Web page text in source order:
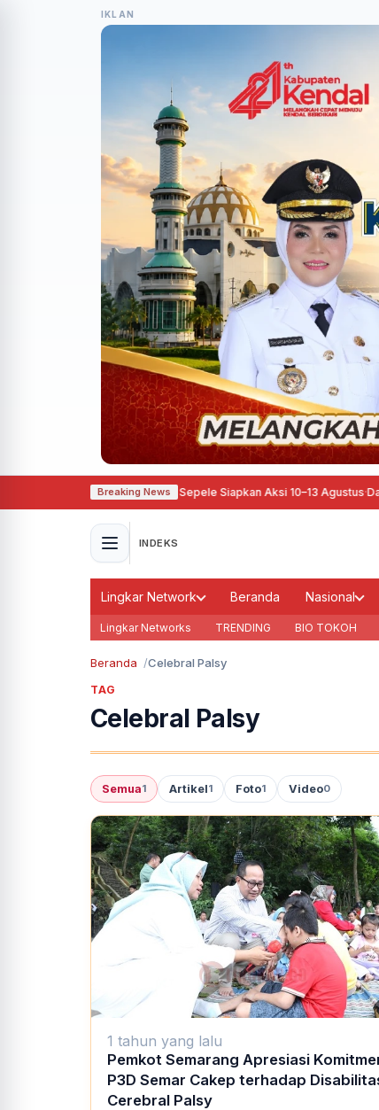
IKLAN
Breaking News
Perjuangan, Pati Ora Sepele Siapkan Aksi 10–13 Agustus·Dari
INDEKS
Lingkar Network Beranda Nasional
Lingkar Networks TRENDING BIO TOKOH
Beranda Celebral Palsy
TAG
Celebral Palsy
Semua1 Artikel1 Foto1 Video0
1 tahun yang lalu
Pemkot Semarang Apresiasi
P3D Semar Cakep terhadap
Cerebral Palsy